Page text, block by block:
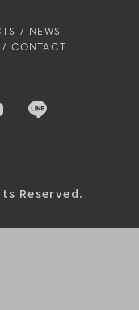
NEWS
CONTACT
Reserved.